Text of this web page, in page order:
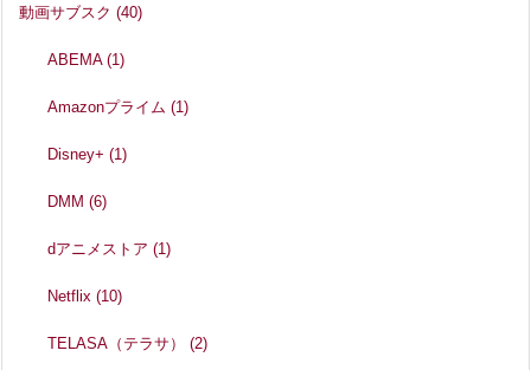
動画サブスク (40)
ABEMA(1)
Amazonプライム(1)
Disney+(1)
DMM(6)
dアニメストア(1)
Netflix(10)
TELASA（テラサ）(2)